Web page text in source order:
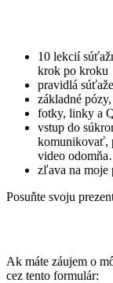
10 lekcií
krok po kroku
pravidlá
základné
fotky, linky a
vstup do
komunikovať,
video
zľava na moje
Posuňte svoju
Ak máte záujem o
cez tento formulár: